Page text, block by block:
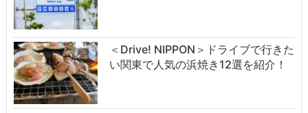
＜Drive! NIPPON＞ドライブで行きた
い関東で人気の浜焼き12選を紹介！